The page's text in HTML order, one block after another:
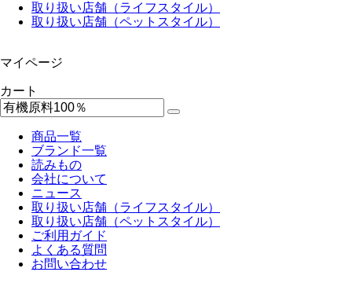
取り扱い店舗（ライフスタイル）
取り扱い店舗（ペットスタイル）
マイページ
カート
商品一覧
ブランド一覧
読みもの
会社について
ニュース
取り扱い店舗（ライフスタイル）
取り扱い店舗（ペットスタイル）
ご利用ガイド
よくある質問
お問い合わせ